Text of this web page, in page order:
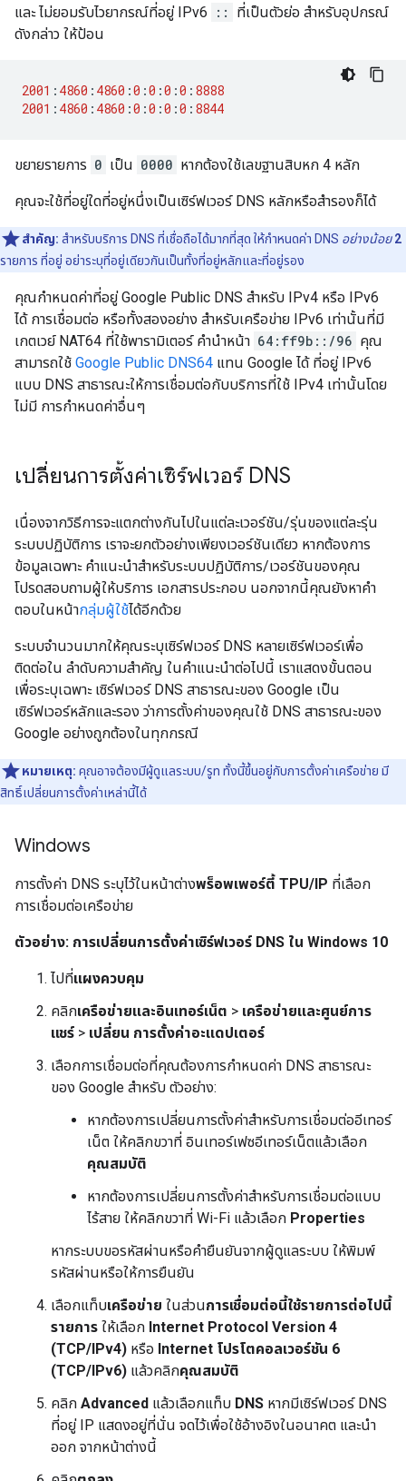
และ ไม่ยอมรับไวยากรณ์ที่อยู่ IPv6
::
ที่เป็นตัวย่อ สำหรับอุปกรณ์
ดังกล่าว ให้ป้อน
2001 : 4860 : 4860 :0 :0 :0 :0 : 8888
2001 : 4860 : 4860 :0 :0 :0 :0 : 8844
ขยายรายการ 0 เป็น 0000 หากต้องใช้เลขฐานสิบหก 4 หลัก
คุณจะใช้ที่อยู่ใดที่อยู่หนึ่งเป็นเซิร์ฟเวอร์ DNS หลักหรือสำรองก็ได้
สำคัญ: สำหรับบริการ DNS ที่เชื่อถือได้มากที่สุด ให้กำหนดค่า DNS อย่างน้อย 2
รายการ ที่อยู่ อย่าระบุที่อยู่เดียวกันเป็นทั้งที่อยู่หลักและที่อยู่รอง
คุณกำหนดค่าที่อยู่ Google Public DNS สำหรับ IPv4 หรือ IPv6
ได้ การเชื่อมต่อ หรือทั้งสองอย่าง สำหรับเครือข่าย IPv6 เท่านั้นที่มี
เกตเวย์ NAT64 ที่ใช้พารามิเตอร์ คำนำหน้า 64:ff9b::/96 คุณ
สามารถใช้ Google Public DNS64 แทน Google ได้ ที่อยู่ IPv6
แบบ DNS สาธารณะให้การเชื่อมต่อกับบริการที่ใช้ IPv4 เท่านั้นโดย
ไม่มี การกำหนดค่าอื่นๆ
เปลี่ยนการตั้งค่าเซิร์ฟเวอร์ DNS
เนื่องจากวิธีการจะแตกต่างกันไปในแต่ละเวอร์ชัน/รุ่นของแต่ละรุ่น
ระบบปฏิบัติการ เราจะยกตัวอย่างเพียงเวอร์ชันเดียว หากต้องการ
ข้อมูลเฉพาะ คำแนะนำสำหรับระบบปฏิบัติการ/เวอร์ชันของคุณ
โปรดสอบถามผู้ให้บริการ เอกสารประกอบ นอกจากนี้คุณยังหาคำ
ตอบในหน้ากลุ่มผู้ใช้ได้อีกด้วย
ระบบจำนวนมากให้คุณระบุเซิร์ฟเวอร์ DNS หลายเซิร์ฟเวอร์เพื่อ
ติดต่อใน ลำดับความสำคัญ ในคำแนะนำต่อไปนี้ เราแสดงขั้นตอน
เพื่อระบุเฉพาะ เซิร์ฟเวอร์ DNS สาธารณะของ Google เป็น
เซิร์ฟเวอร์หลักและรอง ว่าการตั้งค่าของคุณใช้ DNS สาธารณะของ
Google อย่างถูกต้องในทุกกรณี
หมายเหตุ: คุณอาจต้องมีผู้ดูแลระบบ/รูท ทั้งนี้ขึ้นอยู่กับการตั้งค่าเครือข่าย มี
สิทธิ์เปลี่ยนการตั้งค่าเหล่านี้ได้
Windows
การตั้งค่า DNS ระบุไว้ในหน้าต่างพร็อพเพอร์ตี้ TPU/IP ที่เลือก
การเชื่อมต่อเครือข่าย
ตัวอย่าง: การเปลี่ยนการตั้งค่าเซิร์ฟเวอร์ DNS ใน Windows 10
ไปที่แผงควบคุม
คลิกเครือข่ายและอินเทอร์เน็ต > เครือข่ายและศูนย์การ
แชร์ > เปลี่ยน การตั้งค่าอะแดปเตอร์
เลือกการเชื่อมต่อที่คุณต้องการกำหนดค่า DNS สาธารณะ
ของ Google สำหรับ ตัวอย่าง:
หากต้องการเปลี่ยนการตั้งค่าสำหรับการเชื่อมต่ออีเทอร์
เน็ต ให้คลิกขวาที่ อินเทอร์เฟซอีเทอร์เน็ตแล้วเลือก
คุณสมบัติ
หากต้องการเปลี่ยนการตั้งค่าสำหรับการเชื่อมต่อแบบ
ไร้สาย ให้คลิกขวาที่ Wi-Fi แล้วเลือก Properties
หากระบบขอรหัสผ่านหรือคำยืนยันจากผู้ดูแลระบบ ให้พิมพ์
รหัสผ่านหรือให้การยืนยัน
เลือกแท็บเครือข่าย ในส่วนการเชื่อมต่อนี้ใช้รายการต่อไปนี้
รายการ ให้เลือก Internet Protocol Version 4
(TCP/IPv4) หรือ Internet โปรโตคอลเวอร์ชัน 6
(TCP/IPv6) แล้วคลิกคุณสมบัติ
คลิก Advanced แล้วเลือกแท็บ DNS หากมีเซิร์ฟเวอร์ DNS
ที่อยู่ IP แสดงอยู่ที่นั่น จดไว้เพื่อใช้อ้างอิงในอนาคต และนำ
ออก จากหน้าต่างนี้